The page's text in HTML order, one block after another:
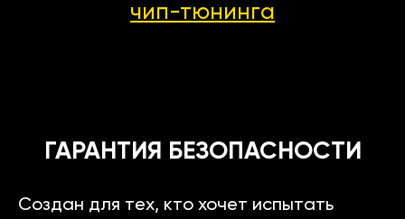
чип-тюнинга
ГАРАНТИЯ БЕЗОПАСНОСТИ
Создан для тех, кто хочет испытать